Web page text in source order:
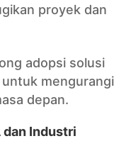
proyek dan
adopsi solusi
mengurangi
depan.
dan Industri